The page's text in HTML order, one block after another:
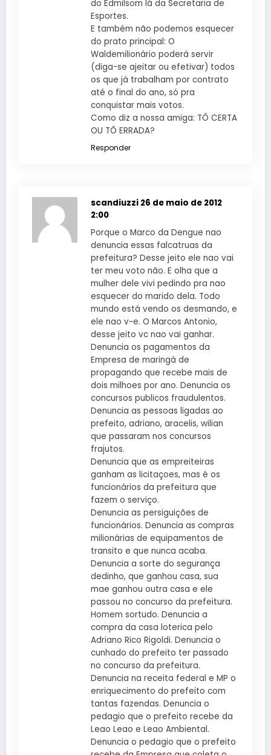
do Edmilsom lá da Secretaria de
Esportes.
E também não podemos esquecer
do prato principal: O
Waldemilionário poderá servir
(diga-se ajeitar ou efetivar) todos
os que já trabalham por contrato
até o final do ano, só pra
conquistar mais votos.
Como diz a nossa amiga: TÔ CERTA
OU TÔ ERRADA?
Responder
scandiuzzi 26 de maio de 2012
2:00
Porque o Marco da Dengue nao
denuncia essas falcatruas da
prefeitura? Desse jeito ele nao vai
ter meu voto não. E olha que a
mulher dele vivi pedindo pra nao
esquecer do marido dela. Todo
mundo está vendo os desmando, e
ele nao v~e. O Marcos Antonio,
desse jeito vc nao vai ganhar.
Denuncia os pagamentos da
Empresa de maringá de
propagando que recebe mais de
dois milhoes por ano. Denuncia os
concursos publicos fraudulentos.
Denuncia as pessoas ligadas ao
prefeito, adriano, aracelis, wilian
que passaram nos concursos
frajutos.
Denuncia que as empreiteiras
ganham as licitaçoes, mas é os
funcionários da prefeitura que
fazem o serviço.
Denuncia as persiguições de
funcionários. Denuncia as compras
milionárias de equipamentos de
transito e que nunca acaba.
Denuncia a sorte do segurança
dedinho, que ganhou casa, sua
mae ganhou outra casa e ele
passou no concurso da prefeitura.
Homem sortudo. Denuncia a
compra da casa loterica pelo
Adriano Rico Rigoldi. Denuncia o
cunhado do prefeito ter passado
no concurso da prefeitura.
Denuncia na receita federal e MP o
enriquecimento do prefeito com
tantas fazendas. Denuncia o
pedagio que o prefeito recebe da
Leao Leao e Leao Ambiental.
Denuncia o pedagio que o prefeito